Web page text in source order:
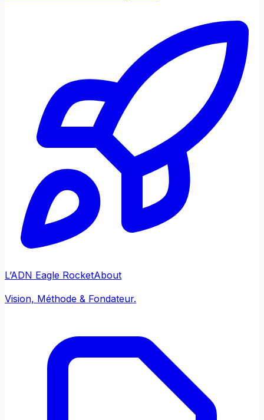
L’ADN Eagle RocketAbout
Vision, Méthode & Fondateur.